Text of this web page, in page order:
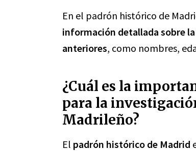
En el padrón histórico de
información detallada sobre
anteriores, como nombres,
¿Cuál es la
para la
Madrileño?
El padrón histórico de Madrid